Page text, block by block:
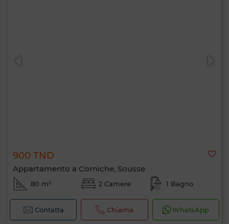
900 TND
Appartamento a Corniche, Sousse
80 m² 2 Camere 1 Bagno
Contatta Chiama WhatsApp